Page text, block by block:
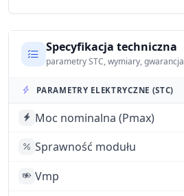
Specyfikacja techniczna
parametry STC, wymiary, gwarancja
PARAMETRY ELEKTRYCZNE (STC)
Moc nominalna (Pmax)
Sprawność modułu
Vmp